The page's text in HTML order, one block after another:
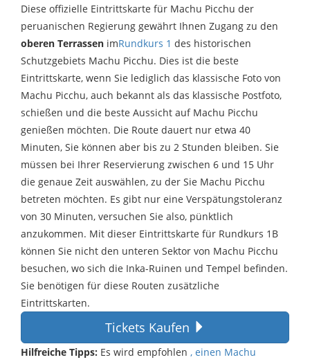
Diese offizielle Eintrittskarte für Machu Picchu der
peruanischen Regierung gewährt Ihnen Zugang zu den
oberen Terrassen imRundkurs 1 des historischen
Schutzgebiets Machu Picchu. Dies ist die beste
Eintrittskarte, wenn Sie lediglich das klassische Foto von
Machu Picchu, auch bekannt als das klassische Postfoto,
schießen und die beste Aussicht auf Machu Picchu
genießen möchten. Die Route dauert nur etwa 40
Minuten, Sie können aber bis zu 2 Stunden bleiben. Sie
müssen bei Ihrer Reservierung zwischen 6 und 15 Uhr
die genaue Zeit auswählen, zu der Sie Machu Picchu
betreten möchten. Es gibt nur eine Verspätungstoleranz
von 30 Minuten, versuchen Sie also, pünktlich
anzukommen. Mit dieser Eintrittskarte für Rundkurs 1B
können Sie nicht den unteren Sektor von Machu Picchu
besuchen, wo sich die Inka-Ruinen und Tempel befinden.
Sie benötigen für diese Routen zusätzliche
Eintrittskarten.
Tickets Kaufen
Hilfreiche Tipps: Es wird empfohlen , einen Machu